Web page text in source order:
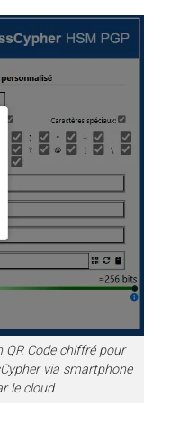
Code chiffré pour
via smartphone
le cloud.